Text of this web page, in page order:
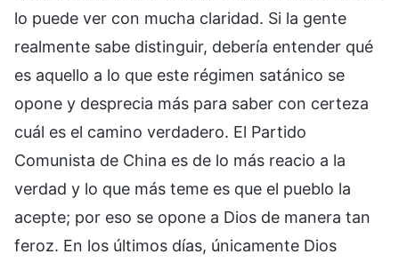
lo puede ver con mucha claridad. Si la gente
realmente sabe distinguir, debería entender qué
es aquello a lo que este régimen satánico se
opone y desprecia más para saber con certeza
cuál es el camino verdadero. El Partido
Comunista de China es de lo más reacio a la
verdad y lo que más teme es que el pueblo la
acepte; por eso se opone a Dios de manera tan
feroz. En los últimos días, únicamente Dios